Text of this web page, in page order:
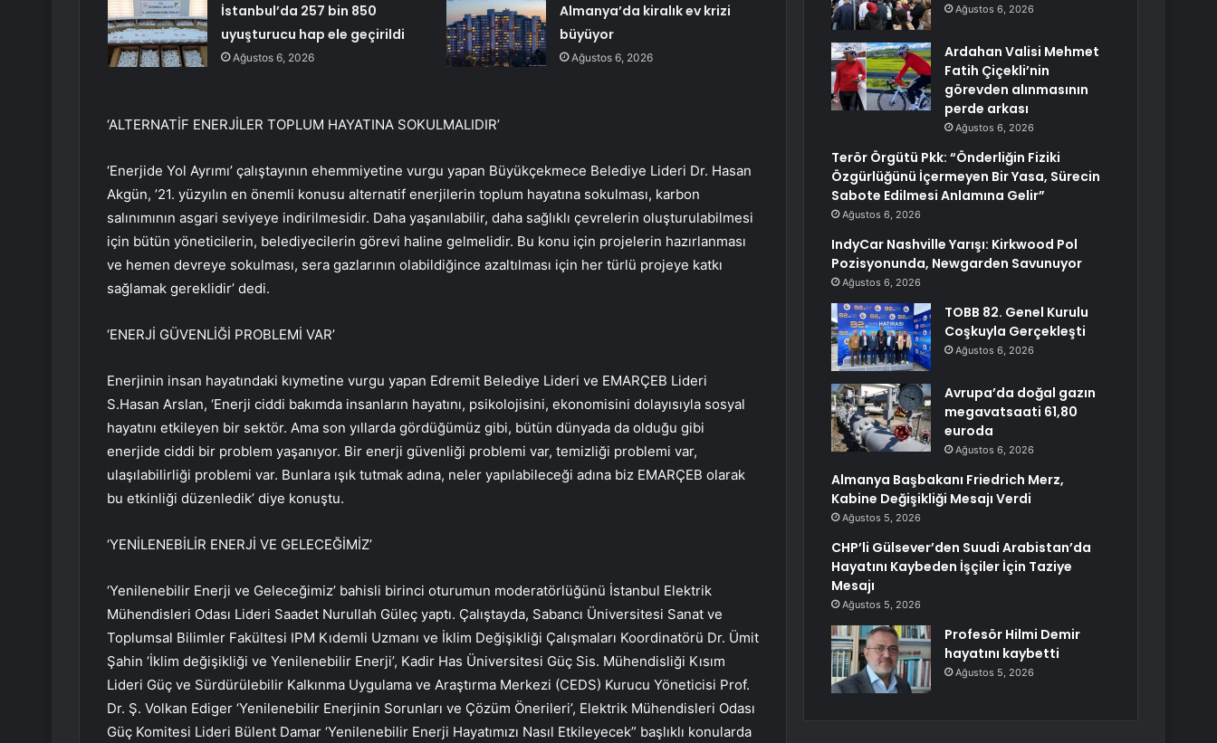
İstanbul’da 257 bin 850
uyuşturucu hap ele geçirildi
Ağustos 6, 2026
Almanya’da kiralık ev krizi
büyüyor
Ağustos 6, 2026
‘ALTERNATİF ENERJİLER TOPLUM HAYATINA SOKULMALIDIR’
‘Enerjide Yol Ayrımı’ çalıştayının ehemmiyetine vurgu yapan Büyükçekmece Belediye Lideri Dr. Hasan
Akgün, ’21. yüzyılın en önemli konusu alternatif enerjilerin toplum hayatına sokulması, karbon
salınımının asgari seviyeye indirilmesidir. Daha yaşanılabilir, daha sağlıklı çevrelerin oluşturulabilmesi
için bütün yöneticilerin, belediyecilerin görevi haline gelmelidir. Bu konu için projelerin hazırlanması
ve hemen devreye sokulması, sera gazlarının olabildiğince azaltılması için her türlü projeye katkı
sağlamak gereklidir’ dedi.
‘ENERJİ GÜVENLİĞİ PROBLEMİ VAR’
Enerjinin insan hayatındaki kıymetine vurgu yapan Edremit Belediye Lideri ve EMARÇEB Lideri
S.Hasan Arslan, ‘Enerji ciddi bakımda insanların hayatını, psikolojisini, ekonomisini dolayısıyla sosyal
hayatını etkileyen bir sektör. Ama son yıllarda gördüğümüz gibi, bütün dünyada da olduğu gibi
enerjide ciddi bir problem yaşanıyor. Bir enerji güvenliği problemi var, temizliği problemi var,
ulaşılabilirliği problemi var. Bunlara ışık tutmak adına, neler yapılabileceği adına biz EMARÇEB olarak
bu etkinliği düzenledik’ diye konuştu.
‘YENİLENEBİLİR ENERJİ VE GELECEĞİMİZ’
‘Yenilenebilir Enerji ve Geleceğimiz’ bahisli birinci oturumun moderatörlüğünü İstanbul Elektrik
Mühendisleri Odası Lideri Saadet Nurullah Güleç yaptı. Çalıştayda, Sabancı Üniversitesi Sanat ve
Toplumsal Bilimler Fakültesi IPM Kıdemli Uzmanı ve İklim Değişikliği Çalışmaları Koordinatörü Dr. Ümit
Şahin ‘İklim değişikliği ve Yenilenebilir Enerji’, Kadir Has Üniversitesi Güç Sis. Mühendisliği Kısım
Lideri Güç ve Sürdürülebilir Kalkınma Uygulama ve Araştırma Merkezi (CEDS) Kurucu Yöneticisi Prof.
Dr. Ş. Volkan Ediger ‘Yenilenebilir Enerjinin Sorunları ve Çözüm Önerileri’, Elektrik Mühendisleri Odası
Güç Komitesi Lideri Bülent Damar ‘Yenilenebilir Enerji Hayatımızı Nasıl Etkileyecek” başlıklı konularda
Ağustos 6, 2026
Ardahan Valisi Mehmet
Fatih Çiçekli’nin
görevden alınmasının
perde arkası
Ağustos 6, 2026
Terör Örgütü Pkk: “Önderliğin Fiziki
Özgürlüğünü İçermeyen Bir Yasa, Sürecin
Sabote Edilmesi Anlamına Gelir”
Ağustos 6, 2026
IndyCar Nashville Yarışı: Kirkwood Pol
Pozisyonunda, Newgarden Savunuyor
Ağustos 6, 2026
TOBB 82. Genel Kurulu
Coşkuyla Gerçekleşti
Ağustos 6, 2026
Avrupa’da doğal gazın
megavatsaati 61,80
euroda
Ağustos 6, 2026
Almanya Başbakanı Friedrich Merz,
Kabine Değişikliği Mesajı Verdi
Ağustos 5, 2026
CHP’li Gülsever’den Suudi Arabistan’da
Hayatını Kaybeden İşçiler İçin Taziye
Mesajı
Ağustos 5, 2026
Profesör Hilmi Demir
hayatını kaybetti
Ağustos 5, 2026